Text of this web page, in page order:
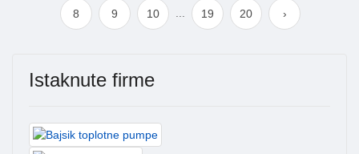
8 9 10 19 20 ›
Istaknute firme